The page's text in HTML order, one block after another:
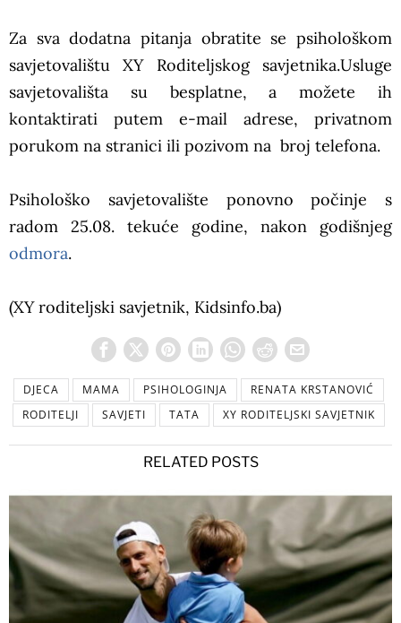
Za sva dodatna pitanja obratite se psihološkom
savjetovalištu XY Roditeljskog savjetnika.Usluge
savjetovališta su besplatne, a možete ih
kontaktirati putem e-mail adrese, privatnom
porukom na stranici ili pozivom na broj telefona.
Psihološko savjetovalište ponovno počinje s
radom 25.08. tekuće godine, nakon godišnjeg
odmora.
(XY roditeljski savjetnik, Kidsinfo.ba)
DJECA MAMA PSIHOLOGINJA
RENATA KRSTANOVIĆ
RODITELJI
SAVJETI TATA XY RODITELJSKI SAVJETNIK
RELATED POSTS